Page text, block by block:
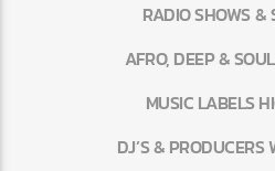
RADIO SHOWS &
AFRO, DEEP &
MUSIC LABELS
DJ’S & PRODUCERS